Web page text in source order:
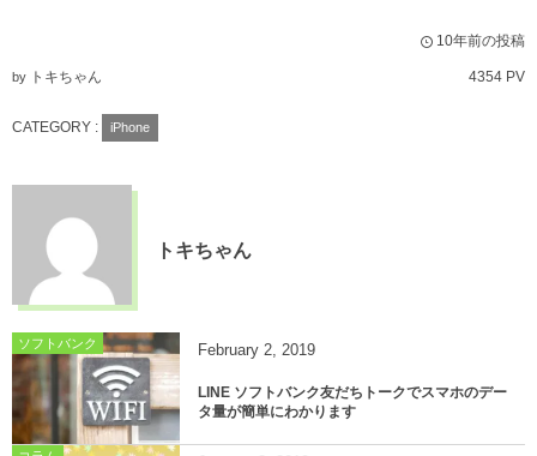
10年前の投稿
by トキちゃん 4354 PV
CATEGORY : iPhone
トキちゃん
ソフトバンク February 2, 2019
LINE ソフトバンク友だちトークでスマホのデー
タ量が簡単にわかります